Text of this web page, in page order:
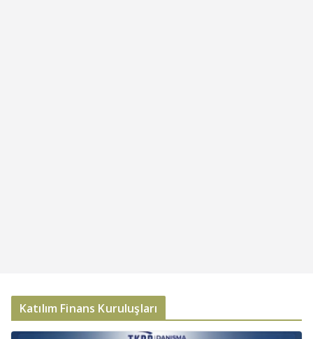
Katılım Finans Kuruluşları